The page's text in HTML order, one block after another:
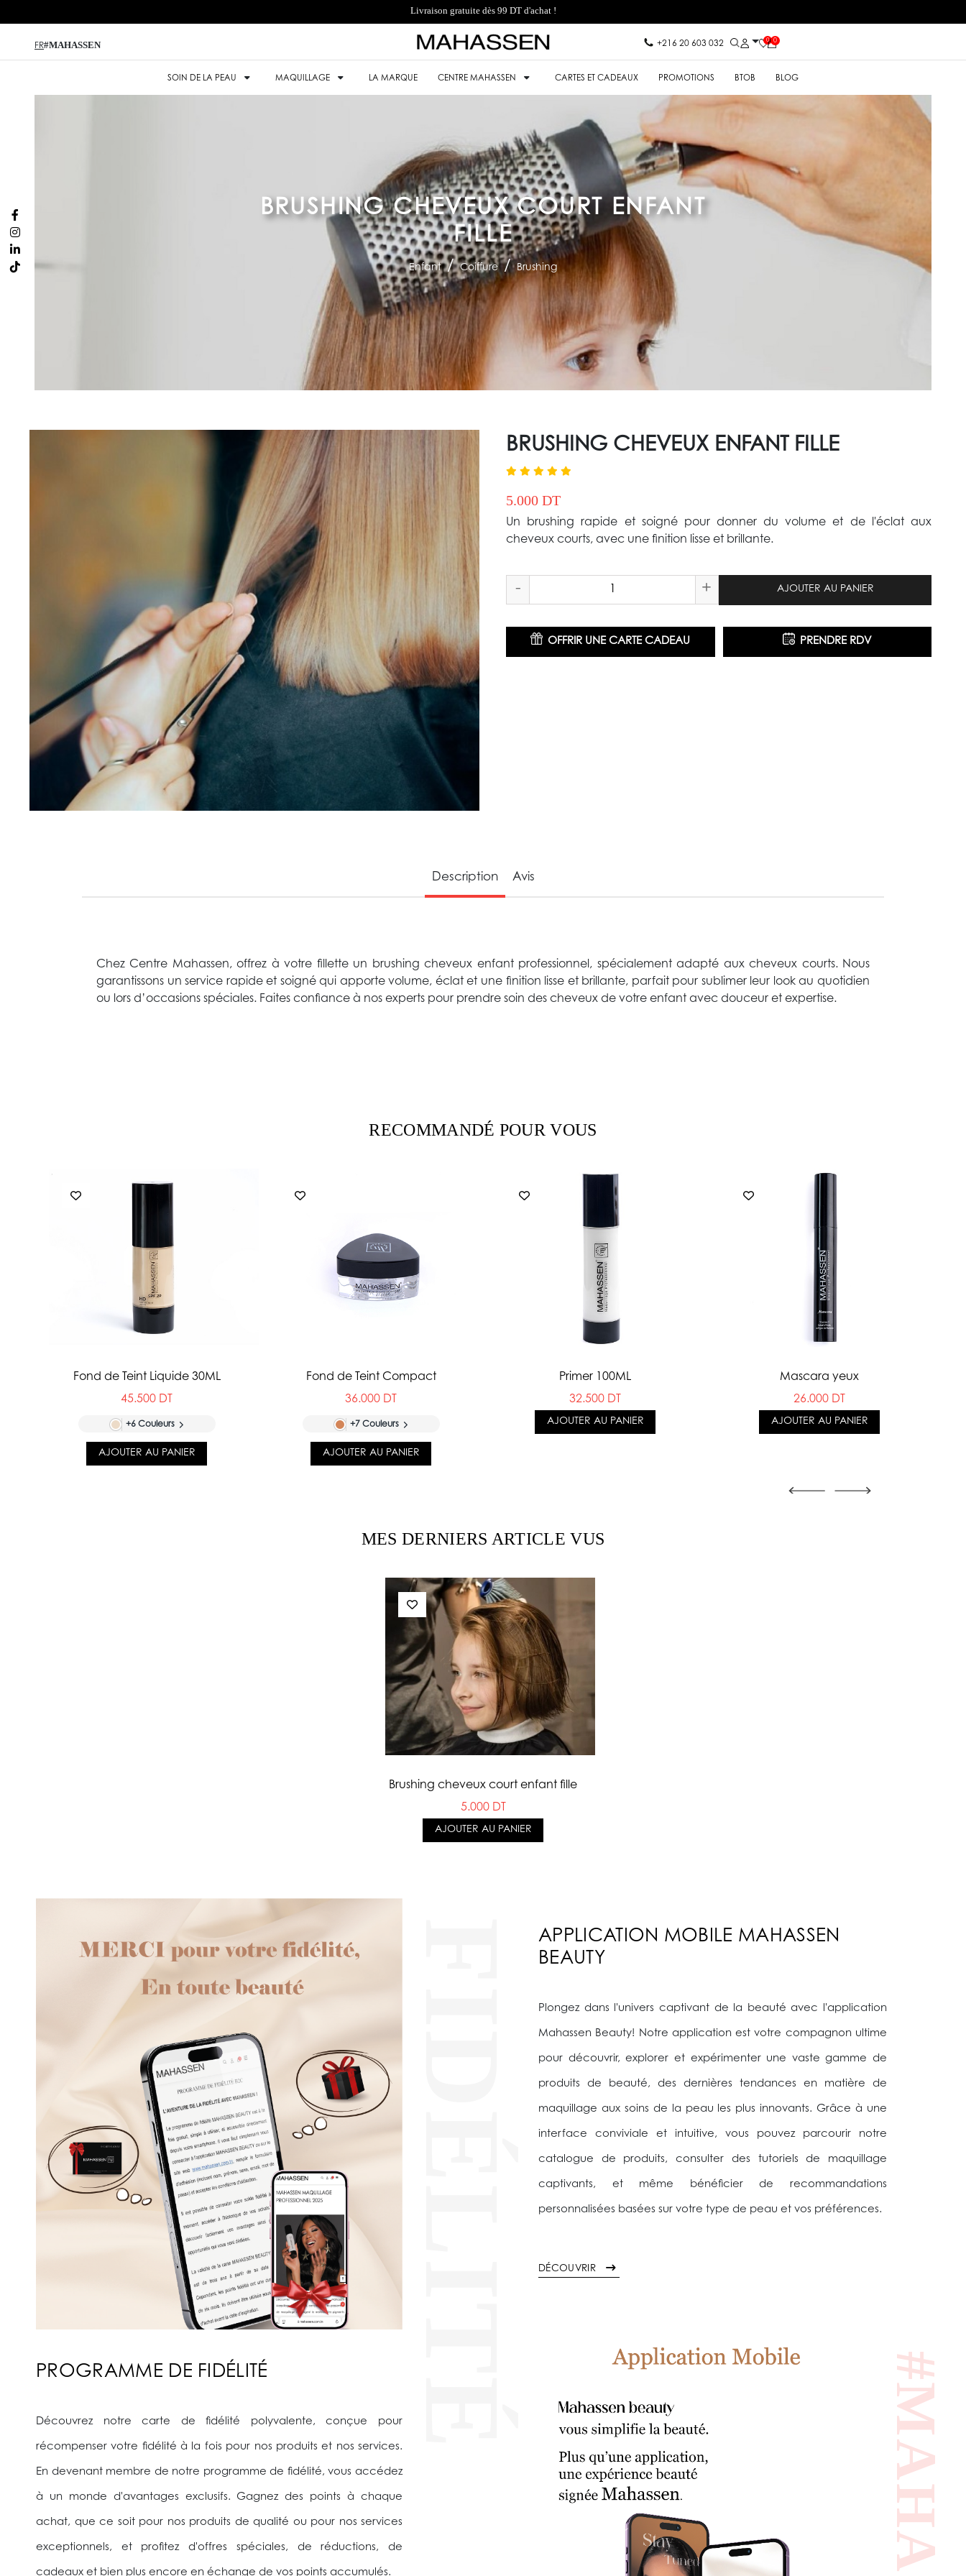
Livraison gratuite dès 99 DT d'achat !
FR#MAHASSEN +216 20 603 032 0 0
SOIN DE LA PEAU MAQUILLAGE LA MARQUE CENTRE MAHASSEN CARTES ET CADEAUX PROMOTIONS BTOB BLOG
BRUSHING CHEVEUX COURT ENFANT
FILLE
Enfant Coiffure Brushing
BRUSHING CHEVEUX ENFANT FILLE
5.000 DT
Un brushing rapide et soigné pour donner du volume et de l'éclat aux
cheveux courts, avec une finition lisse et brillante.
- + AJOUTER AU PANIER
OFFRIR UNE CARTE CADEAU PRENDRE RDV
Description Avis
Chez Centre Mahassen, offrez à votre fillette un brushing cheveux enfant professionnel, spécialement adapté aux cheveux courts. Nous
garantissons un service rapide et soigné qui apporte volume, éclat et une finition lisse et brillante, parfait pour sublimer leur look au quotidien
ou lors d’occasions spéciales. Faites confiance à nos experts pour prendre soin des cheveux de votre enfant avec douceur et expertise.
RECOMMANDÉ POUR VOUS
Fond de Teint Liquide 30ML
45.500 DT
+6 Couleurs
AJOUTER AU PANIER
Fond de Teint Compact
36.000 DT
+7 Couleurs
AJOUTER AU PANIER
Primer 100ML
32.500 DT
AJOUTER AU PANIER
Mascara yeux
26.000 DT
AJOUTER AU PANIER
MES DERNIERS ARTICLE VUS
Brushing cheveux court enfant fille
5.000 DT
AJOUTER AU PANIER
PROGRAMME DE FIDÉLITÉ
Découvrez notre carte de fidélité polyvalente, conçue pour
récompenser votre fidélité à la fois pour nos produits et nos services.
En devenant membre de notre programme de fidélité, vous accédez
à un monde d'avantages exclusifs. Gagnez des points à chaque
achat, que ce soit pour nos produits de qualité ou pour nos services
exceptionnels, et profitez d'offres spéciales, de réductions, de
cadeaux et bien plus encore en échange de vos points accumulés.
APPLICATION MOBILE MAHASSEN
BEAUTY
Plongez dans l'univers captivant de la beauté avec l'application
Mahassen Beauty! Notre application est votre compagnon ultime
pour découvrir, explorer et expérimenter une vaste gamme de
produits de beauté, des dernières tendances en matière de
maquillage aux soins de la peau les plus innovants. Grâce à une
interface conviviale et intuitive, vous pouvez parcourir notre
catalogue de produits, consulter des tutoriels de maquillage
captivants, et même bénéficier de recommandations
personnalisées basées sur votre type de peau et vos préférences.
DÉCOUVRIR